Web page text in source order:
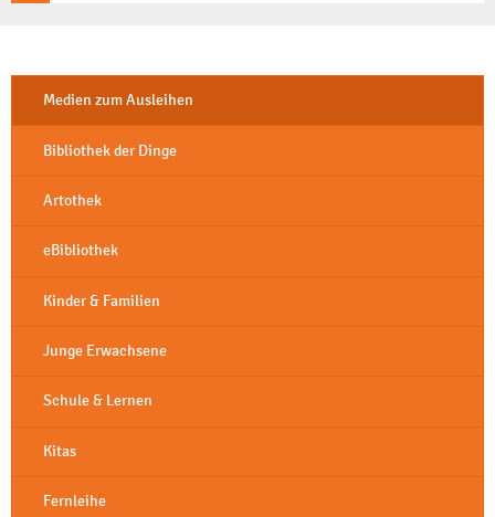
Medien zum Ausleihen
Bibliothek der Dinge
Artothek
eBibliothek
Kinder & Familien
Junge Erwachsene
Schule & Lernen
Kitas
Fernleihe